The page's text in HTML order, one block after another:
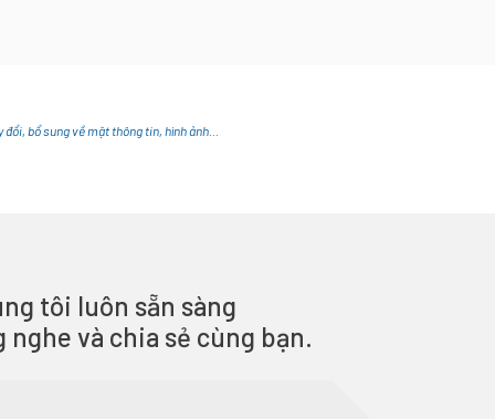
bổ sung về mặt thông tin, hình ảnh…
tôi luôn sẵn sàng
nghe và chia sẻ cùng bạn.